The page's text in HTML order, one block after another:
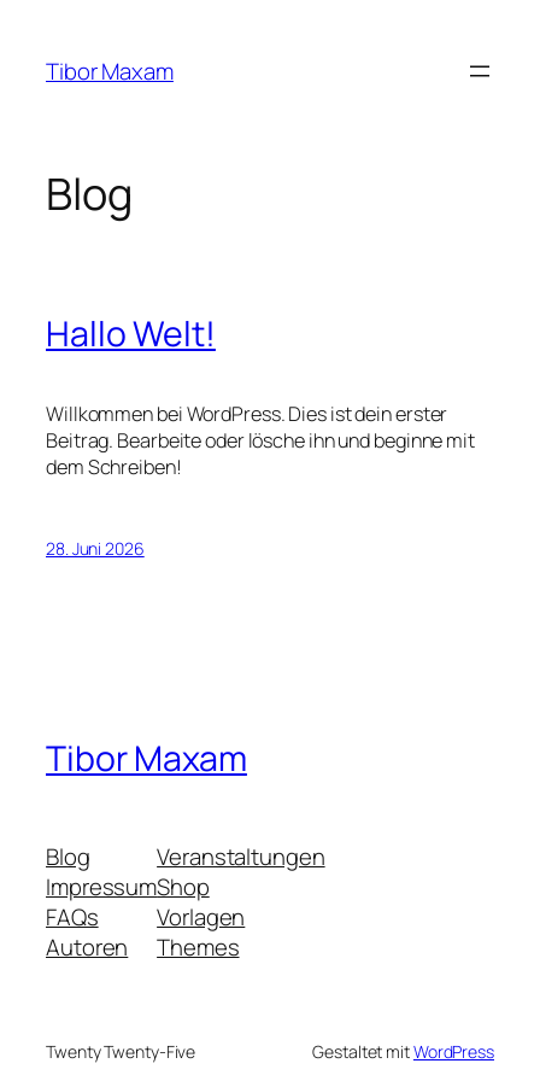
springen
Tibor Maxam
Blog
Hallo Welt!
Willkommen bei WordPress. Dies ist dein erster
Beitrag. Bearbeite oder lösche ihn und beginne mit
dem Schreiben!
28. Juni 2026
Tibor Maxam
Blog
Impressum
FAQs
Autoren
Veranstaltungen
Shop
Vorlagen
Themes
Twenty Twenty-Five Gestaltet mitWordPress